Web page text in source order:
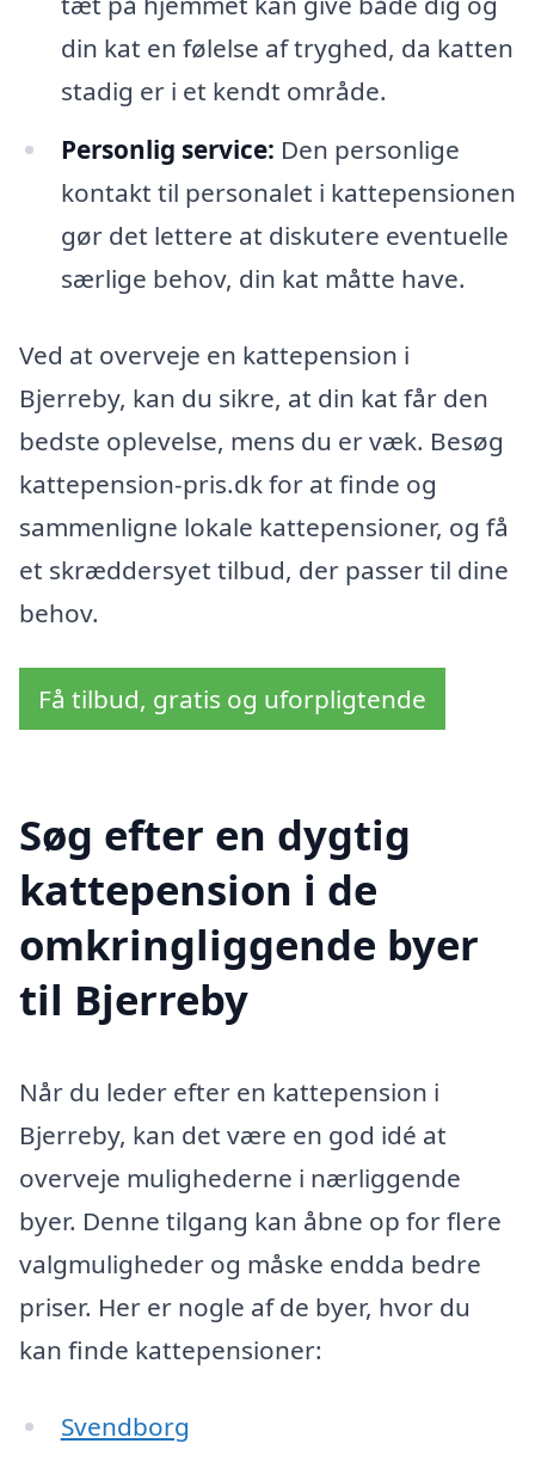
din kat en følelse af tryghed, da katten
stadig er i et kendt område.
Personlig service: Den personlige
kontakt til personalet i kattepensionen
gør det lettere at diskutere eventuelle
særlige behov, din kat måtte have.
Ved at overveje en kattepension i
Bjerreby, kan du sikre, at din kat får den
bedste oplevelse, mens du er væk. Besøg
kattepension-pris.dk for at finde og
sammenligne lokale kattepensioner, og få
et skræddersyet tilbud, der passer til dine
behov.
Få tilbud, gratis og uforpligtende
Søg efter en dygtig
kattepension i de
omkringliggende byer
til Bjerreby
Når du leder efter en kattepension i
Bjerreby, kan det være en god idé at
overveje mulighederne i nærliggende
byer. Denne tilgang kan åbne op for flere
valgmuligheder og måske endda bedre
priser. Her er nogle af de byer, hvor du
kan finde kattepensioner:
Svendborg